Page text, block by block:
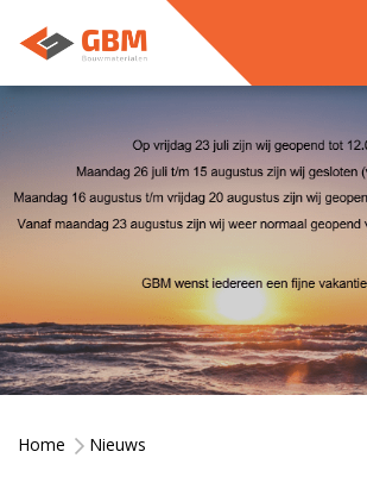
Home Nieuws